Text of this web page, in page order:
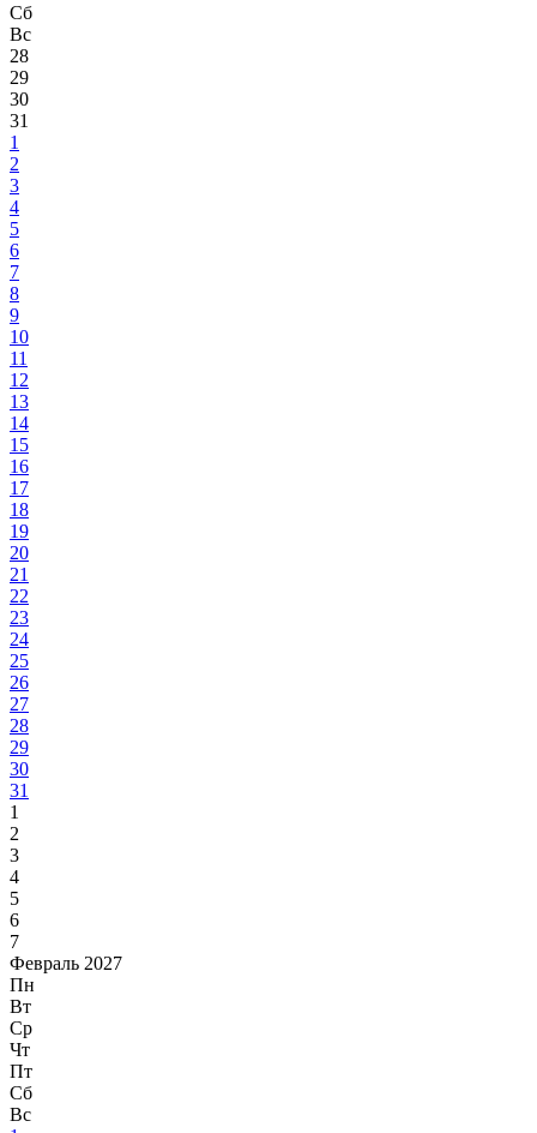
Сб
Вс
28
29
30
31
1
2
3
4
5
6
7
8
9
10
11
12
13
14
15
16
17
18
19
20
21
22
23
24
25
26
27
28
29
30
31
1
2
3
4
5
6
7
Февраль 2027
Пн
Вт
Ср
Чт
Пт
Сб
Вс